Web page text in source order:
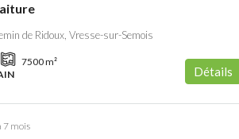
de Ridoux, Vresse-sur-Semois
7500m²
Détails
7 mois